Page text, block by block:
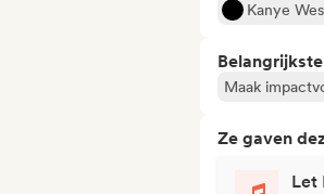
Kanye
Belangrijkste
Maak
Ze gaven
Let